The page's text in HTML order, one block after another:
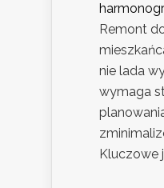
Remont
nie lada
wymaga
Kluczowe